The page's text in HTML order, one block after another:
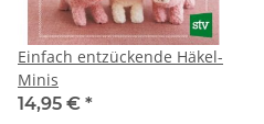
Einfach entzückende Häkel-
Minis
14,95 € *